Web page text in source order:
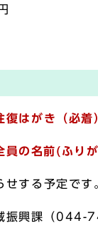
復はがき（必着
員の名前(ふり
する予定です
振興課（